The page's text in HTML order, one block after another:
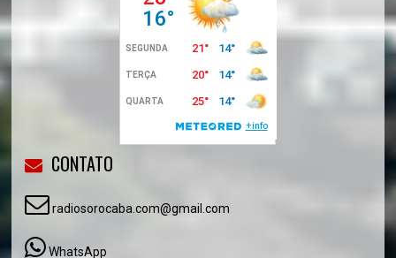
CONTATO
radiosorocaba.com@gmail.com
WhatsApp